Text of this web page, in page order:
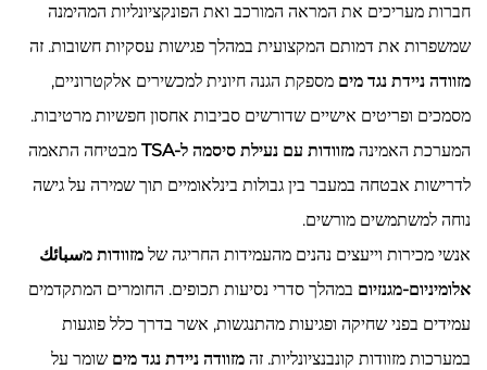
חברות מעריכים את המראה המורכב ואת הפונקציונליות המהימנה
שמשפרות את דמותם המקצועית במהלך פגישות עסקיות חשובות. זה
מזוודה ניידת נגד מים מספקת הגנה חיונית למכשירים אלקטרוניים,
מסמכים ופריטים אישיים שדורשים סביבות אחסון חפשיות מרטיבות.
המערכת האמינה מזוודות עם נעילת סיסמה ל-TSA
מבטיחה התאמה
לדרישות אבטחה במעבר בין גבולות בינלאומיים תוך שמירה על גישה
נוחה למשתמשים מורשים.
אנשי מכירות וייעצים נהנים מהעמידות החריגה של מזוודות מسبائك
אלומיניום-מגנזיום במהלך סדרי נסיעות תכופים. החומרים המתקדמים
עמידים בפני שחיקה ופגיעות מהתנגשות, אשר בדרך כלל פוגעות
במערכות מזוודות קונבנציונליות. זה מזוודה ניידת נגד מים שומר על